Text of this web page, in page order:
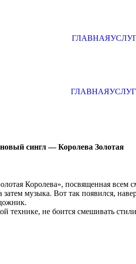
ГЛАВНАЯ
ГЛАВНАЯ
сингл — Королева Золотая
Королева», посвященная
музыка. Вот так появился,
технике, не боится смешивать